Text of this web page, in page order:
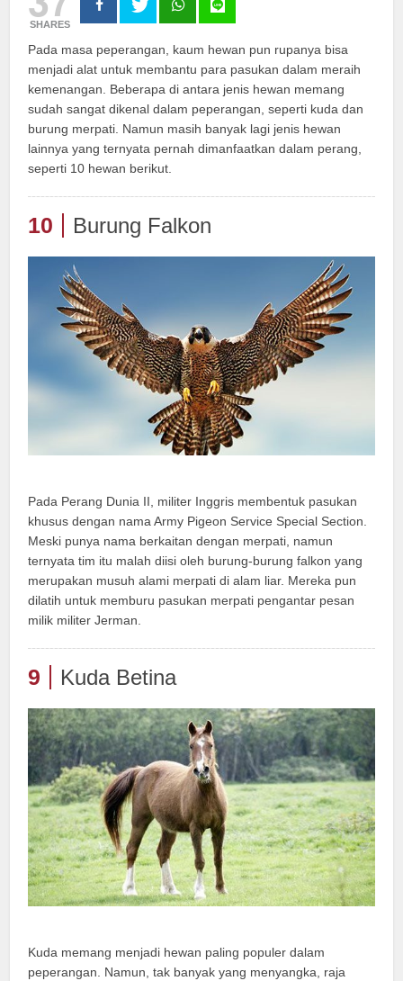
SHARES
Pada masa peperangan, kaum hewan pun rupanya bisa
menjadi alat untuk membantu para pasukan dalam meraih
kemenangan. Beberapa di antara jenis hewan memang
sudah sangat dikenal dalam peperangan, seperti kuda dan
burung merpati. Namun masih banyak lagi jenis hewan
lainnya yang ternyata pernah dimanfaatkan dalam perang,
seperti 10 hewan berikut.
10 Burung Falkon
Pada Perang Dunia II, militer Inggris membentuk pasukan
khusus dengan nama Army Pigeon Service Special Section.
Meski punya nama berkaitan dengan merpati, namun
ternyata tim itu malah diisi oleh burung-burung falkon yang
merupakan musuh alami merpati di alam liar. Mereka pun
dilatih untuk memburu pasukan merpati pengantar pesan
milik militer Jerman.
9 Kuda Betina
Kuda memang menjadi hewan paling populer dalam
peperangan. Namun, tak banyak yang menyangka, raja